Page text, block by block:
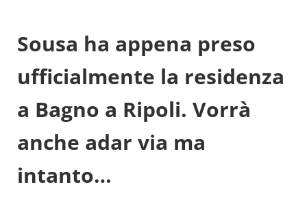
Sousa ha appena preso
ufficialmente la residenza
a Bagno a Ripoli. Vorrà
anche adar via ma
intanto…